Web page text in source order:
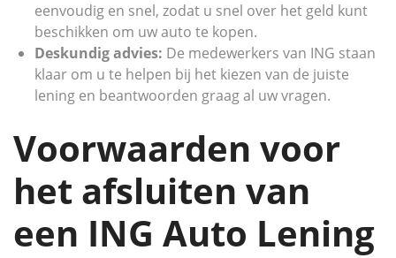
eenvoudig en snel, zodat u snel over het geld kunt
beschikken om uw auto te kopen.
Deskundig advies: De medewerkers van ING staan
klaar om u te helpen bij het kiezen van de juiste
lening en beantwoorden graag al uw vragen.
Voorwaarden voor
het afsluiten van
een ING Auto Lening